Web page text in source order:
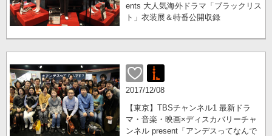
ents 大人気海外ドラマ「ブラックリス
ト」衣装展＆特番公開収録
2017/12/08
【東京】TBSチャンネル1 最新ドラ
マ・音楽・映画×ディスカバリーチャ
ンネル present「アンデスってなんで